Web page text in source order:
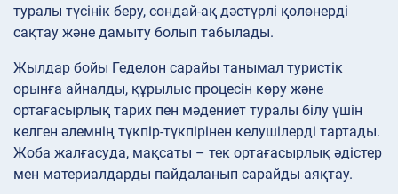
туралы түсінік беру, сондай-ақ дәстүрлі қолөнерді
сақтау және дамыту болып табылады.
Жылдар бойы Геделон сарайы танымал туристік
орынға айналды, құрылыс процесін көру және
ортағасырлық тарих пен мәдениет туралы білу үшін
келген әлемнің түкпір-түкпірінен келушілерді тартады.
Жоба жалғасуда, мақсаты – тек ортағасырлық әдістер
мен материалдарды пайдаланып сарайды аяқтау.